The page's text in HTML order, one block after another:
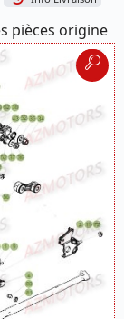
pièces origine